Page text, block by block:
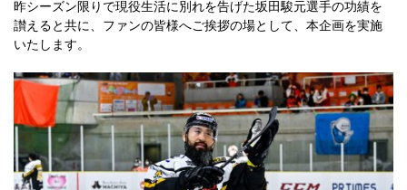
昨シーズン限りで現役生活に別れを告げた坂田駿元選手の功績を
讃えると共に、ファンの皆様へご挨拶の場として、本企画を実施
いたします。